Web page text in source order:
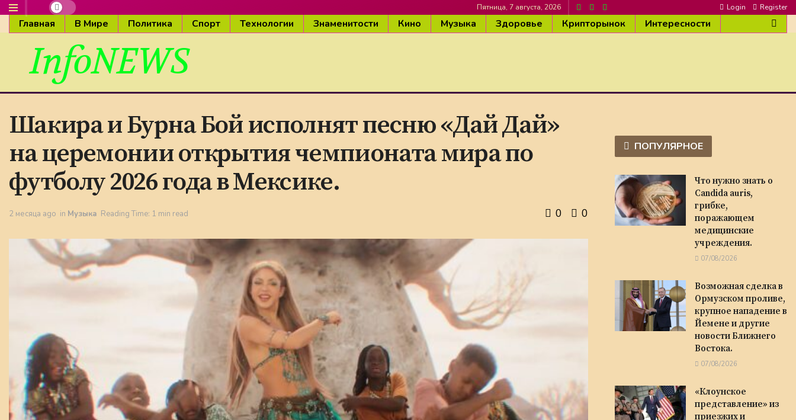
Пятница, 7 августа, 2026 Login Register
Главная В Мире Политика Спорт Технологии Знаменитости Кино Музыка Здоровье Крипторынок Интересности
InfoNEWS
Шакира и Бурна Бой исполнят песню «Дай Дай»
на церемонии открытия чемпионата мира по
футболу 2026 года в Мексике.
2 месяца ago in Музыка Reading Time: 1 min read 0 0
ПОПУЛЯРНОЕ
Что нужно знать о
Candida auris,
грибке,
поражающем
медицинские
учреждения.
07/08/2026
Возможная сделка в
Ормузском проливе,
крупное нападение в
Йемене и другие
новости Ближнего
Востока.
07/08/2026
«Клоунское
представление» из
приезжих и